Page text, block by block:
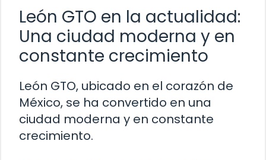
León GTO en la actualidad:
Una ciudad moderna y en
constante crecimiento
León GTO, ubicado en el corazón de
México, se ha convertido en una
ciudad moderna y en constante
crecimiento.